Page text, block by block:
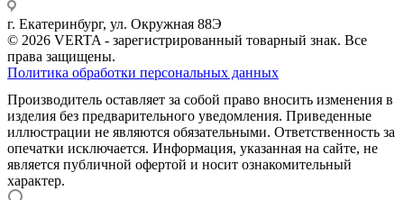
г. Екатеринбург, ул. Окружная 88Э
© 2026 VERTA - зарегистрированный товарный знак. Все
права защищены.
Политика обработки персональных данных
Производитель оставляет за собой право вносить изменения в
изделия без предварительного уведомления. Приведенные
иллюстрации не являются обязательными. Ответственность за
опечатки исключается. Информация, указанная на сайте, не
является публичной офертой и носит ознакомительный
характер.